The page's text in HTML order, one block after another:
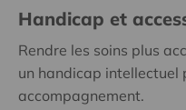
Handicap et
Rendre les soins plus
un handicap intellectuel
accompagnement.